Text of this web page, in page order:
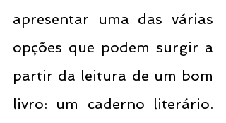
apresentar uma das várias
opções que podem surgir a
partir da leitura de um bom
livro: um caderno literário.